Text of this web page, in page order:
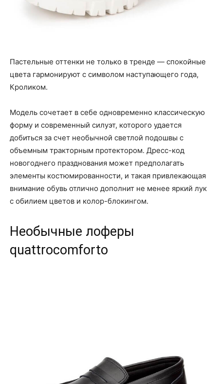
Пастельные оттенки не только в тренде — спокойные
цвета гармонируют с символом наступающего года,
Кроликом.
Модель сочетает в себе одновременно классическую
форму и современный силуэт, которого удается
добиться за счет необычной светлой подошвы с
объемным тракторным протектором. Дресс-код
новогоднего празднования может предполагать
элементы костюмированности, и такая привлекающая
внимание обувь отлично дополнит не менее яркий лук
с обилием цветов и колор-блокингом.
Необычные лоферы
quattrocomforto